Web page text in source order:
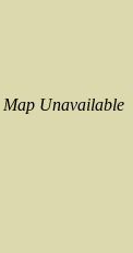
Map Unavailable